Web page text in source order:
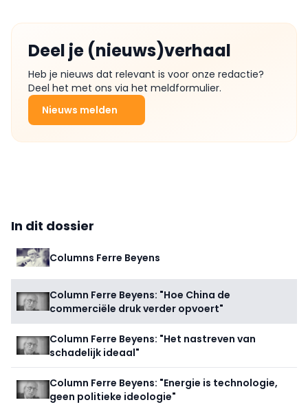
Deel je (nieuws)verhaal
Heb je nieuws dat relevant is voor onze redactie?
Deel het met ons via het meldformulier.
Nieuws melden
In dit dossier
Columns Ferre Beyens
Column Ferre Beyens: "Hoe China de
commerciële druk verder opvoert"
Column Ferre Beyens: "Het nastreven van
schadelijk ideaal"
Column Ferre Beyens: "Energie is technologie,
geen politieke ideologie"